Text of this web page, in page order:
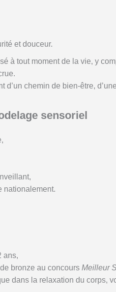
et douceur.
à tout moment de la vie, y
chemin de bien-être,
sensoriel
nationalement.
ans,
bronze au concours Meilleur
dans la relaxation du corps,